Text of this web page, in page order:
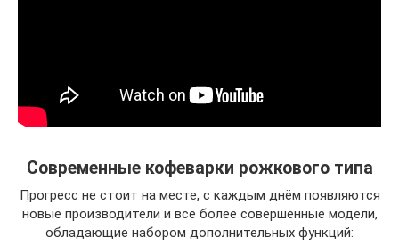
Современные кофеварки рожкового типа
Прогресс не стоит на месте, с каждым днём появляются
новые производители и всё более совершенные модели,
обладающие набором дополнительных функций: